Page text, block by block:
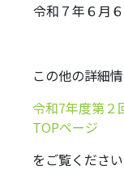
令和７年６月
この他の詳細
令和7年度第２
TOPページ
をご覧ください